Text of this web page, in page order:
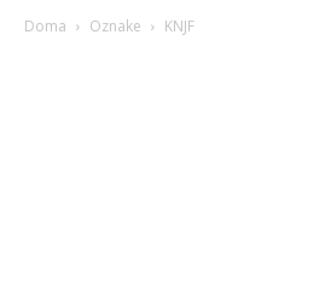
Doma Oznake KNJF